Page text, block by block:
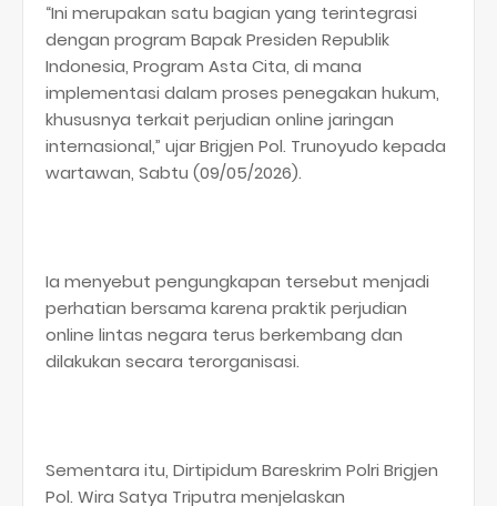
“Ini merupakan satu bagian yang terintegrasi
dengan program Bapak Presiden Republik
Indonesia, Program Asta Cita, di mana
implementasi dalam proses penegakan hukum,
khususnya terkait perjudian online jaringan
internasional,” ujar Brigjen Pol. Trunoyudo kepada
wartawan, Sabtu (09/05/2026).
Ia menyebut pengungkapan tersebut menjadi
perhatian bersama karena praktik perjudian
online lintas negara terus berkembang dan
dilakukan secara terorganisasi.
Sementara itu, Dirtipidum Bareskrim Polri Brigjen
Pol. Wira Satya Triputra menjelaskan